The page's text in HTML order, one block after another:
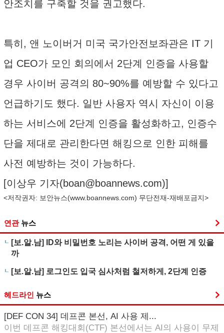
안조치를 구축할 것을 권고했다.
특히, 앤 노이버거 미국 국가안전보좌관은 IT 기
업 CEO가 모인 회의에서 2단계 인증을 사용할
경우 사이버 공격의 80~90%를 예방할 수 있다고
언급하기도 했다. 일반 사용자 역시 자신이 이용
하는 서비스에 2단계 인증을 활성화하고, 인증수
단을 제대로 관리한다면 해킹으로 인한 피해를
사전 예방하는 것이 가능하다.
[이상우 기자(boan@boannews.com)]
<저작권자: 보안뉴스(www.boannews.com) 무단전재-재배포금지>
연관 뉴스
[보.알.남] ID와 비밀번호 노리는 사이버 공격, 어떤 게 있을
까
[보.알.남] 로그인도 입국 심사처럼 철저하게, 2단계 인증
헤드라인 뉴스
[DEF CON 34] 데프콘 본선, AI 사용 제...
이번 데프콘 해킹대회(CTF) 본선에서는 AI의 사용이 무제